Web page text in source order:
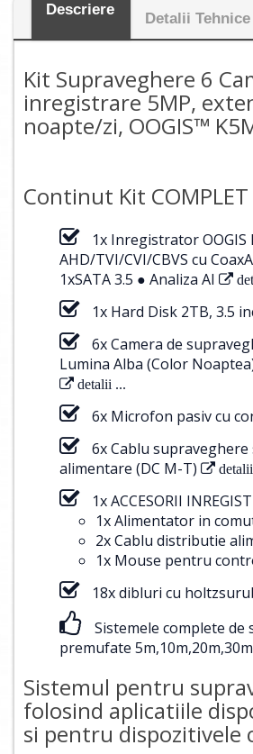
Descriere
Detalii Tehnice
Kit Supraveghere 6
inregistrare 5MP,
noapte/zi, OOGIS™
Continut Kit
1x Inregistrator OOGIS
AHD/TVI/CVI/CBVS cu
1xSATA 3.5 ● Analiza AI
1x Hard Disk 2TB, 3.5
6x Camera de
Lumina Alba (Color
detalii ...
6x Microfon pasiv cu
6x Cablu
alimentare (DC M-T)
detalii
1x ACCESORII
1x Alimentator in
2x Cablu distributie
1x Mouse pentru
18x dibluri cu
Sistemele complete
premufate
Sistemul pentru
folosind aplicatiile
si pentru dispozitivele